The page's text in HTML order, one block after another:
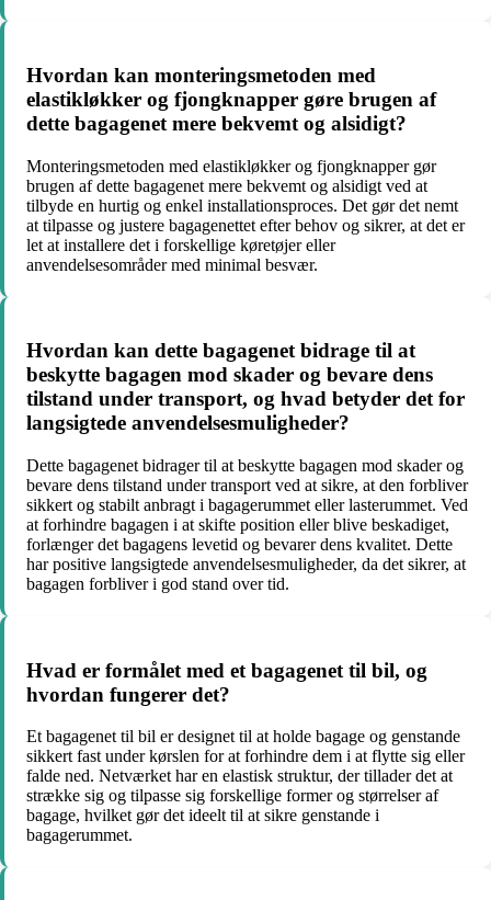
Hvordan kan monteringsmetoden med
elastikløkker og fjongknapper gøre brugen af
dette bagagenet mere bekvemt og alsidigt?
Monteringsmetoden med elastikløkker og fjongknapper gør
brugen af dette bagagenet mere bekvemt og alsidigt ved at
tilbyde en hurtig og enkel installationsproces. Det gør det nemt
at tilpasse og justere bagagenettet efter behov og sikrer, at det er
let at installere det i forskellige køretøjer eller
anvendelsesområder med minimal besvær.
Hvordan kan dette bagagenet bidrage til at
beskytte bagagen mod skader og bevare dens
tilstand under transport, og hvad betyder det for
langsigtede anvendelsesmuligheder?
Dette bagagenet bidrager til at beskytte bagagen mod skader og
bevare dens tilstand under transport ved at sikre, at den forbliver
sikkert og stabilt anbragt i bagagerummet eller lasterummet. Ved
at forhindre bagagen i at skifte position eller blive beskadiget,
forlænger det bagagens levetid og bevarer dens kvalitet. Dette
har positive langsigtede anvendelsesmuligheder, da det sikrer, at
bagagen forbliver i god stand over tid.
Hvad er formålet med et bagagenet til bil, og
hvordan fungerer det?
Et bagagenet til bil er designet til at holde bagage og genstande
sikkert fast under kørslen for at forhindre dem i at flytte sig eller
falde ned. Netværket har en elastisk struktur, der tillader det at
strække sig og tilpasse sig forskellige former og størrelser af
bagage, hvilket gør det ideelt til at sikre genstande i
bagagerummet.